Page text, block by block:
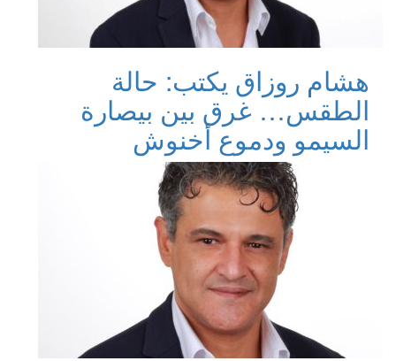
هشام روزاق يكتب: حالة
الطقس… غرق بين بيصارة
السيمو ودموع أخنوش